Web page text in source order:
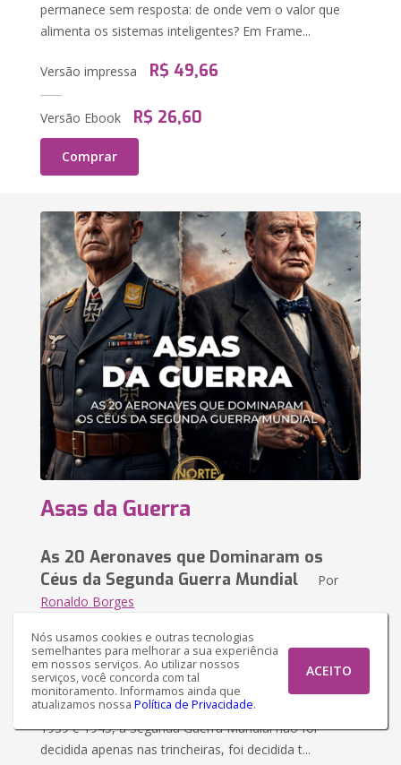
Nós usamos cookies e outras tecnologias
semelhantes para melhorar a sua experiência
em nossos serviços. Ao utilizar nossos
serviços, você concorda com tal
monitoramento. Informamos ainda que
atualizamos nossa Política de Privacidade.
ACEITO
permanece sem resposta: de onde vem o valor que
alimenta os sistemas inteligentes? Em Frame...
Versão impressa R$ 49,66
Versão Ebook R$ 26,60
Comprar
Asas da Guerra
As 20 Aeronaves que Dominaram os
Céus da Segunda Guerra Mundial Por
Ronaldo Borges
Sinopse
Asas da Guerra mergulha você no coração do maior
conflito já travado nos céus da história humana. Entre
1939 e 1945, a Segunda Guerra Mundial não foi
decidida apenas nas trincheiras, foi decidida t...